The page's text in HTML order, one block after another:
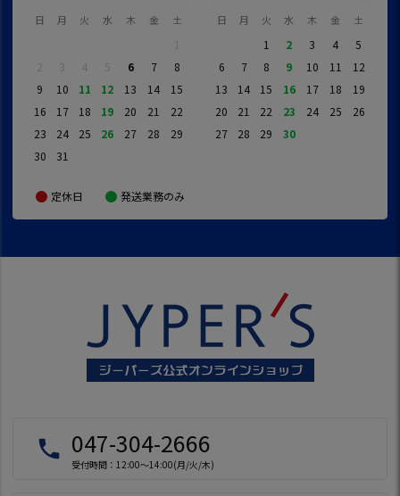
日 月 火 水 木 金 土
1
2
3 4 5 6 7
8
9
10 11 12 13 14
15
16
17 18 19 20 21
22
23
24 25 26 27 28
29
30
31
日 月 火 水 木 金 土
1 2 3 4
5
6
7 8 9 10 11
12
13
14 15 16 17 18
19
20
21 22 23 24 25
26
27
28 29 30
定休日 発送業務のみ
local_phone 047-304-2666
受付時間：12:00～14:00(月/火/木)